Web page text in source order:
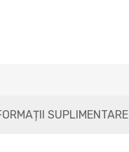
SUPLIMENTARE